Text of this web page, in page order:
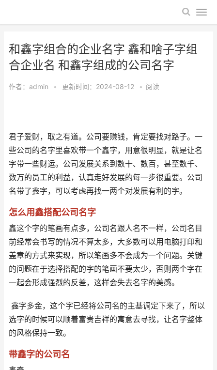
和鑫字组合的企业名字 鑫和啥子字组
合企业名 和鑫字组成的公司名字
作者： admin • 更新时间：2024-08-12 • 阅读
君子爱财，取之有道。公司要赚钱，肯定要找对路子。一
些公司的名字里喜欢带一个鑫字，用意很明显，就是让名
字带一些财运。公司发展关系到数十、数百，甚至数千、
数万的员工的利益，认真走好发展的每一步很重要。公司
名带了鑫字，可以考虑再找一两个对发展有利的字。
怎么用鑫搭配公司名字
鑫这个字的笔画有点多，公司名跟人名不一样，公司名目
前经常会书写的情况不算太多，大多数可以用电脑打印和
盖章的方式来实现，所以笔画多不会成为一个问题。关键
的问题在于选择搭配的字的笔画不要太少，否则两个字在
一起会形成强烈的反差，这样会失去名字的美感。
鑫字多金，这个字已经将公司名的主基调定下来了，所以
选字的时候可以顺着富贵吉祥的寓意去寻找，让名字整体
的风格保持一致。
带鑫字的公司名